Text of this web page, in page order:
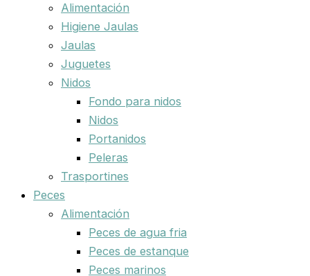
Alimentación
Higiene Jaulas
Jaulas
Juguetes
Nidos
Fondo para nidos
Nidos
Portanidos
Peleras
Trasportines
Peces
Alimentación
Peces de agua fria
Peces de estanque
Peces marinos